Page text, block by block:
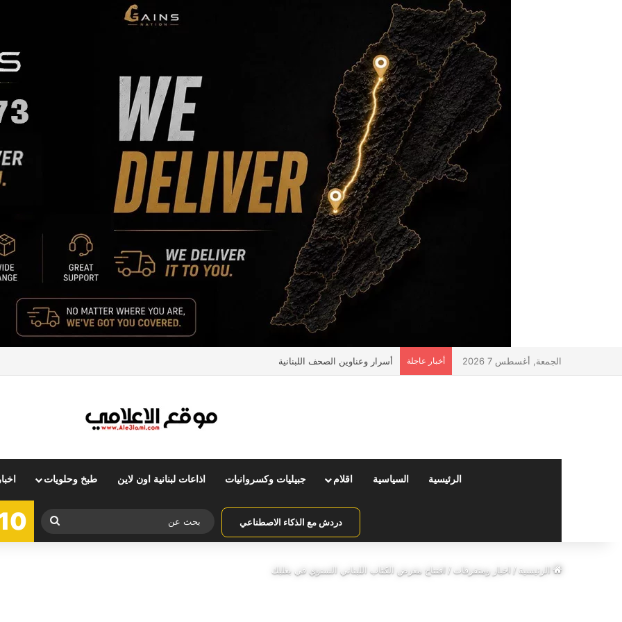
الجمعة, أغسطس 7 2026 أخبار عاجلة أسرار وعناوين الصحف اللبنانية
الرئيسية السياسية اقلام جبيليات وكسروانيات اذاعات لبنانية اون لاين طبخ وحلويات
دردش مع الذكاء الاصطناعي
بحث
عن
الرئيسية/ اخبار ومتفرقات/ افتتاح معرض الكتاب اللبناني السنوي في بعلبك